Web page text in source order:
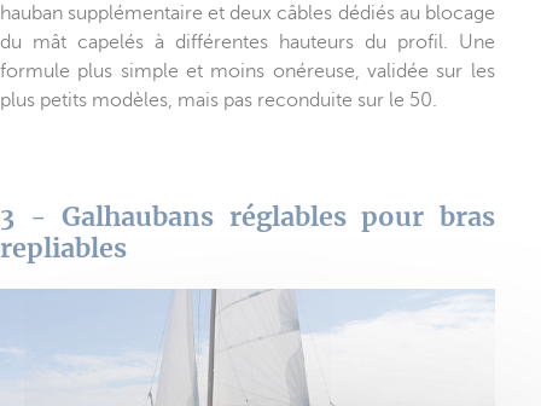
hauban supplémentaire et deux câbles dédiés au blocage
du mât capelés à différentes hauteurs du profil. Une
formule plus simple et moins onéreuse, validée sur les
plus petits modèles, mais pas reconduite sur le 50.
3 - Galhaubans réglables pour bras
repliables